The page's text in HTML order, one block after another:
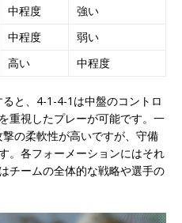
中程度
強い
中程度
弱い
高い 中程度
と、4-1-4-1は中盤のコントロ
重視したプレーが可能です。一
の柔軟性が高いですが、守備
。各フォーメーションにはそれ
チームの全体的な戦略や選手の